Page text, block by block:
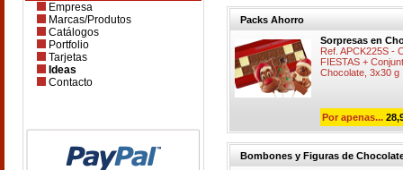
Empresa
Marcas/Produtos
Catálogos
Portfolio
Tarjetas
Ideas
Contacto
Packs Ahorro
Sorpresas en
Ref. APCK225S -
FIESTAS +
Chocolate, 3x30 g
Por apenas...
Bombones y Figuras de